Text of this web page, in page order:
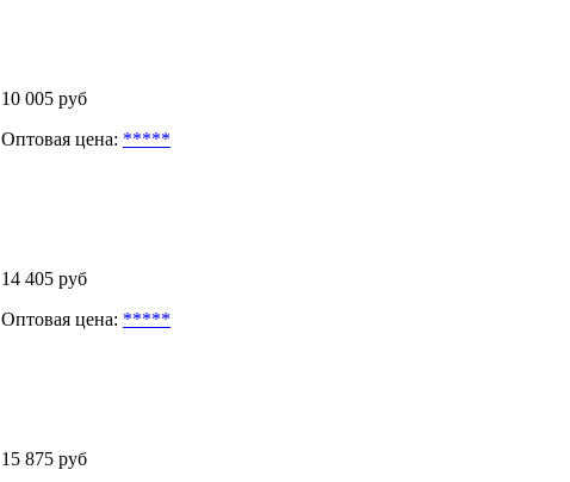
10 005 руб
Оптовая цена: *****
14 405 руб
Оптовая цена: *****
15 875 руб